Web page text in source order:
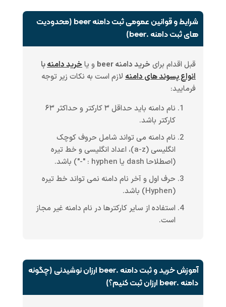
شرایط و قوانین عمومی ثبت دامنه beer (محدودیت
های ثبت دامنه .beer)
قبل اقدام برای خرید دامنه beer و یاخرید دامنهبا
انواع پسوند های دامنه لازم است به نکات زیر توجه
فرمایید:
نام دامنه باید حداقل ۳ کارکتر و حداکثر ۶۳
کارکتر باشد.
نام دامنه می تواند شامل حروف کوچک
انگلیسی (a-z)، اعداد انگلیسی و خط تیره
(اصطلاحا dash یا hyphen : "-") باشد.
حرف اول و آخر نام دامنه نمی تواند خط تیره
(Hyphen) باشد.
استفاده از سایر کارکترها در نام دامنه غیر مجاز
است.
آموزش خرید و ثبت دامنه .beer ارزان نوشیدنی (چگونه
دامنه .beer ارزان ثبت کنیم؟)